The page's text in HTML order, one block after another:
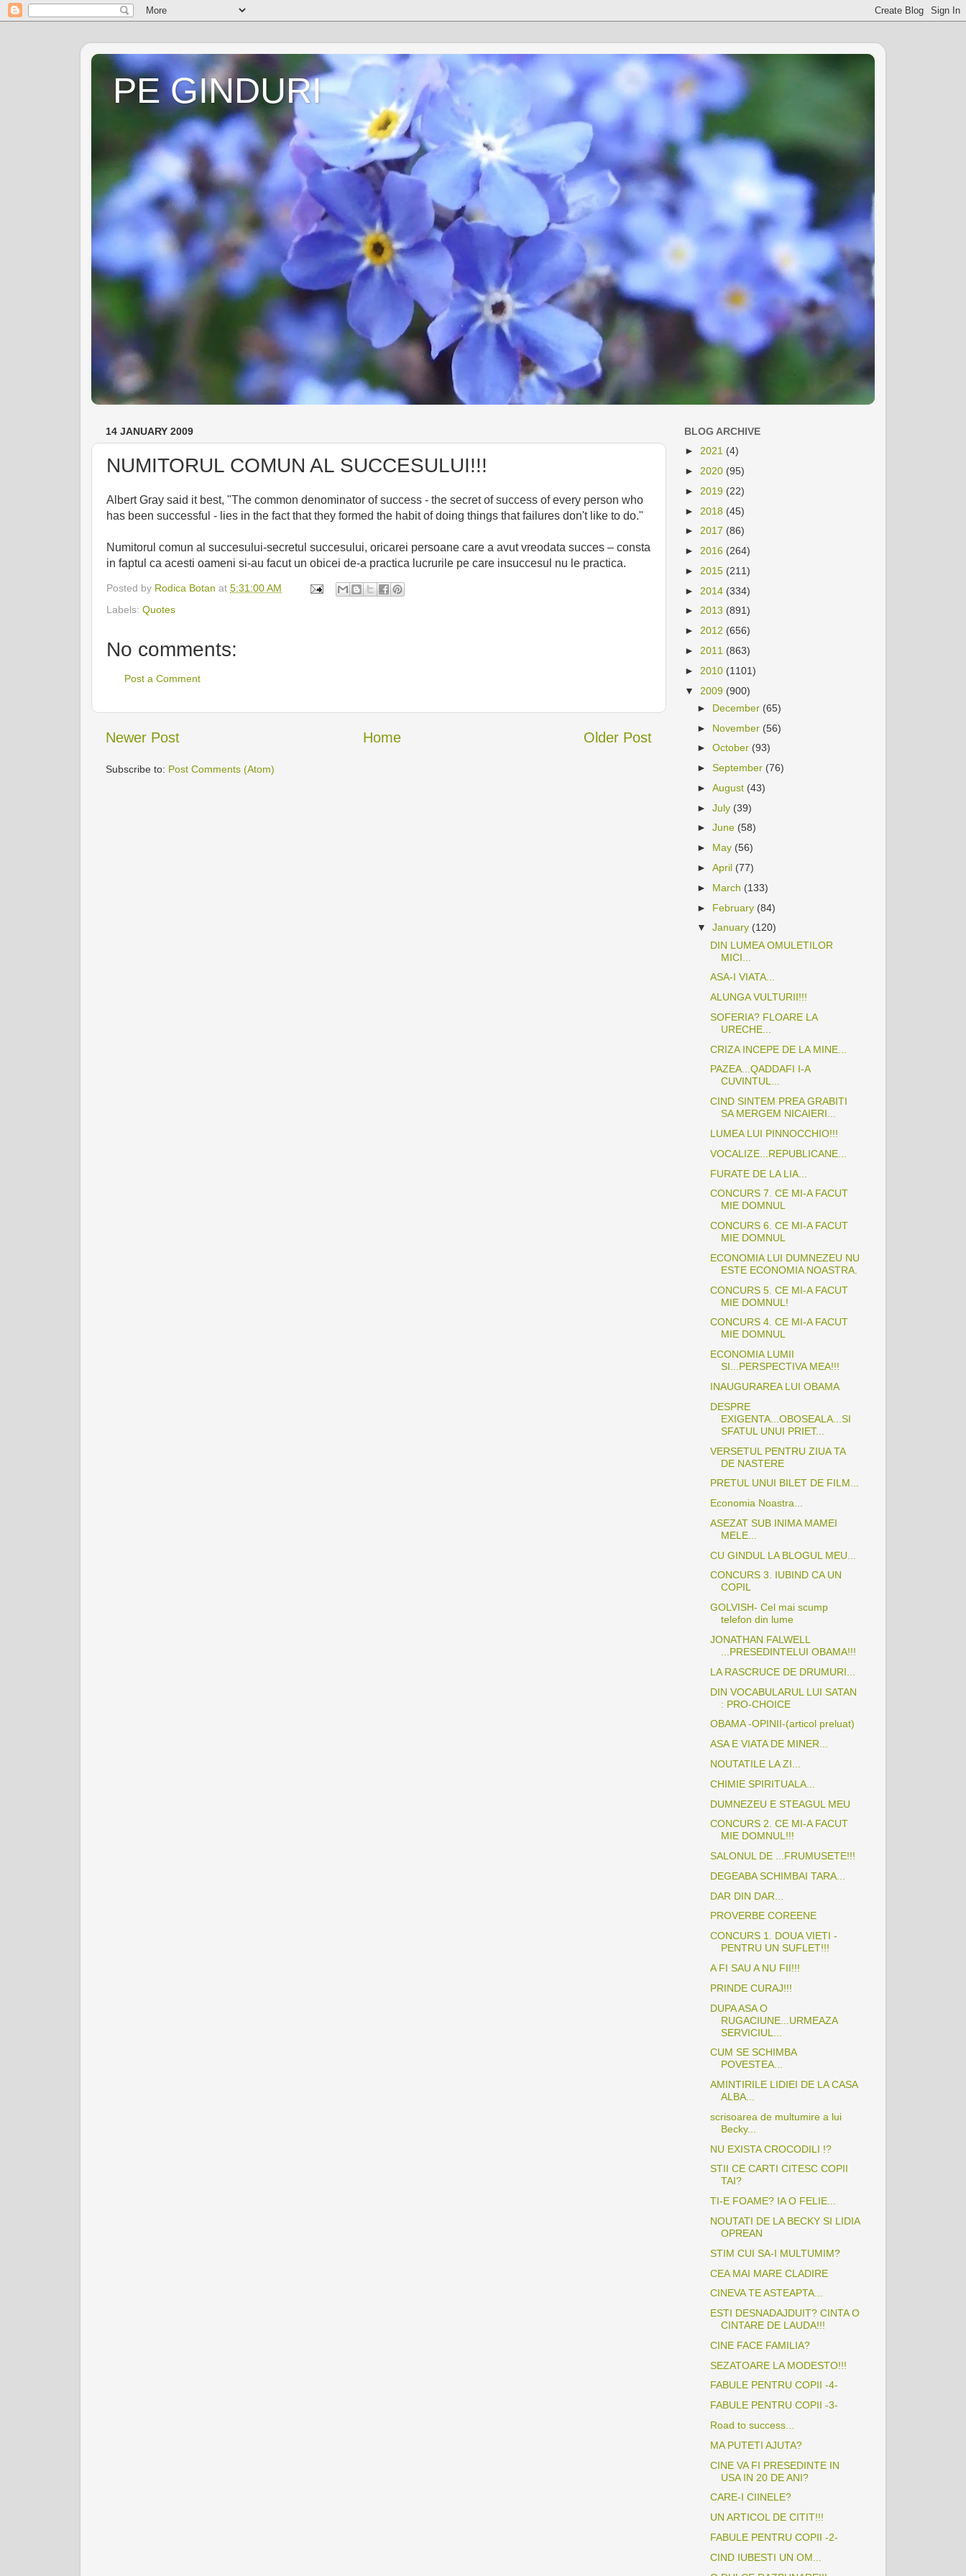
PE GINDURI
14 JANUARY 2009
NUMITORUL COMUN AL SUCCESULUI!!!
Albert Gray said it best, "The common denominator of success - the secret of success of every person who
has been successful - lies in the fact that they formed the habit of doing things that failures don't like to do."
Numitorul comun al succesului-secretul succesului, oricarei persoane care a avut vreodata succes – consta
in faptul ca acesti oameni si-au facut un obicei de-a practica lucrurile pe care insuccesul nu le practica.
Posted by Rodica Botan at 5:31:00 AM
Labels: Quotes
No comments:
Post a Comment
Newer Post Older Post
Home
Subscribe to: Post Comments (Atom)
BLOG ARCHIVE
► 2021 (4)
► 2020 (95)
► 2019 (22)
► 2018 (45)
► 2017 (86)
► 2016 (264)
► 2015 (211)
► 2014 (334)
► 2013 (891)
► 2012 (656)
► 2011 (863)
► 2010 (1101)
▼ 2009 (900)
► December (65)
► November (56)
►October (93)
►September (76)
►August (43)
►July (39)
►June (58)
► May (56)
►April (77)
► March (133)
► February (84)
▼January (120)
DIN LUMEA OMULETILOR
MICI...
ASA-I VIATA...
ALUNGA VULTURII!!!
SOFERIA? FLOARE LA
URECHE...
CRIZA INCEPE DE LA MINE...
PAZEA...QADDAFI I-A
CUVINTUL...
CIND SINTEM PREA GRABITI
SA MERGEM NICAIERI...
LUMEA LUI PINNOCCHIO!!!
VOCALIZE...REPUBLICANE...
FURATE DE LA LIA...
CONCURS 7. CE MI-A FACUT
MIE DOMNUL
CONCURS 6. CE MI-A FACUT
MIE DOMNUL
ECONOMIA LUI DUMNEZEU NU
ESTE ECONOMIA NOASTRA.
CONCURS 5. CE MI-A FACUT
MIE DOMNUL!
CONCURS 4. CE MI-A FACUT
MIE DOMNUL
ECONOMIA LUMII
SI...PERSPECTIVA MEA!!!
INAUGURAREA LUI OBAMA
DESPRE
EXIGENTA...OBOSEALA...SI
SFATUL UNUI PRIET...
VERSETUL PENTRU ZIUA TA
DE NASTERE
PRETUL UNUI BILET DE FILM...
Economia Noastra...
ASEZAT SUB INIMA MAMEI
MELE...
CU GINDUL LA BLOGUL MEU...
CONCURS 3. IUBIND CA UN
COPIL
GOLVISH- Cel mai scump
telefon din lume
JONATHAN FALWELL
...PRESEDINTELUI OBAMA!!!
LA RASCRUCE DE DRUMURI...
DIN VOCABULARUL LUI SATAN
: PRO-CHOICE
OBAMA -OPINII-(articol preluat)
ASA E VIATA DE MINER...
NOUTATILE LA ZI...
CHIMIE SPIRITUALA...
DUMNEZEU E STEAGUL MEU
CONCURS 2. CE MI-A FACUT
MIE DOMNUL!!!
SALONUL DE ...FRUMUSETE!!!
DEGEABA SCHIMBAI TARA...
DAR DIN DAR...
PROVERBE COREENE
CONCURS 1. DOUA VIETI -
PENTRU UN SUFLET!!!
A FI SAU A NU FII!!!
PRINDE CURAJ!!!
DUPA ASA O
RUGACIUNE...URMEAZA
SERVICIUL...
CUM SE SCHIMBA
POVESTEA...
AMINTIRILE LIDIEI DE LA CASA
ALBA...
scrisoarea de multumire a lui
Becky...
NU EXISTA CROCODILI !?
STII CE CARTI CITESC COPII
TAI?
TI-E FOAME? IA O FELIE...
NOUTATI DE LA BECKY SI LIDIA
OPREAN
STIM CUI SA-I MULTUMIM?
CEA MAI MARE CLADIRE
CINEVA TE ASTEAPTA...
ESTI DESNADAJDUIT? CINTA O
CINTARE DE LAUDA!!!
CINE FACE FAMILIA?
SEZATOARE LA MODESTO!!!
FABULE PENTRU COPII -4-
FABULE PENTRU COPII -3-
Road to success...
MA PUTETI AJUTA?
CINE VA FI PRESEDINTE IN
USA IN 20 DE ANI?
CARE-I CIINELE?
UN ARTICOL DE CITIT!!!
FABULE PENTRU COPII -2-
CIND IUBESTI UN OM...